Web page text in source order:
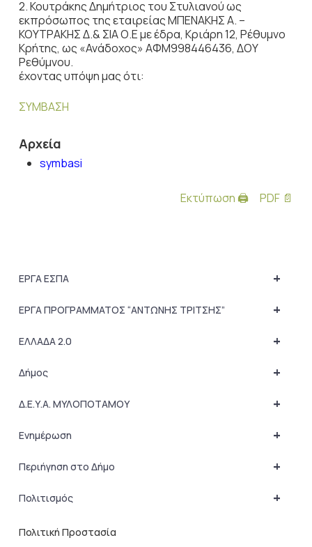
2. Κουτράκης Δημήτριος του Στυλιανού ως
εκπρόσωπος της εταιρείας ΜΠΕΝΑΚΗΣ Α. –
ΚΟΥΤΡΑΚΗΣ Δ.& ΣΙΑ Ο.Ε με έδρα, Κριάρη 12, Ρέθυμνο
Κρήτης, ως «Ανάδοχος» ΑΦΜ998446436, ΔΟΥ
Ρεθύμνου.
έχοντας υπόψη μας ότι:
ΣΥΜΒΑΣΗ
Αρχεία
symbasi
Εκτύπωση 🖨 PDF 📄
+
ΕΡΓΑ ΕΣΠΑ
+
ΕΡΓΑ ΠΡΟΓΡΑΜΜΑΤΟΣ “ΑΝΤΩΝΗΣ ΤΡΙΤΣΗΣ”
+
ΕΛΛΑΔΑ 2.0
+
Δήμος
+
Δ.Ε.Υ.Α. ΜΥΛΟΠΟΤΑΜΟΥ
+
Ενημέρωση
+
Περιήγηση στο Δήμο
+
Πολιτισμός
Πολιτική Προστασία